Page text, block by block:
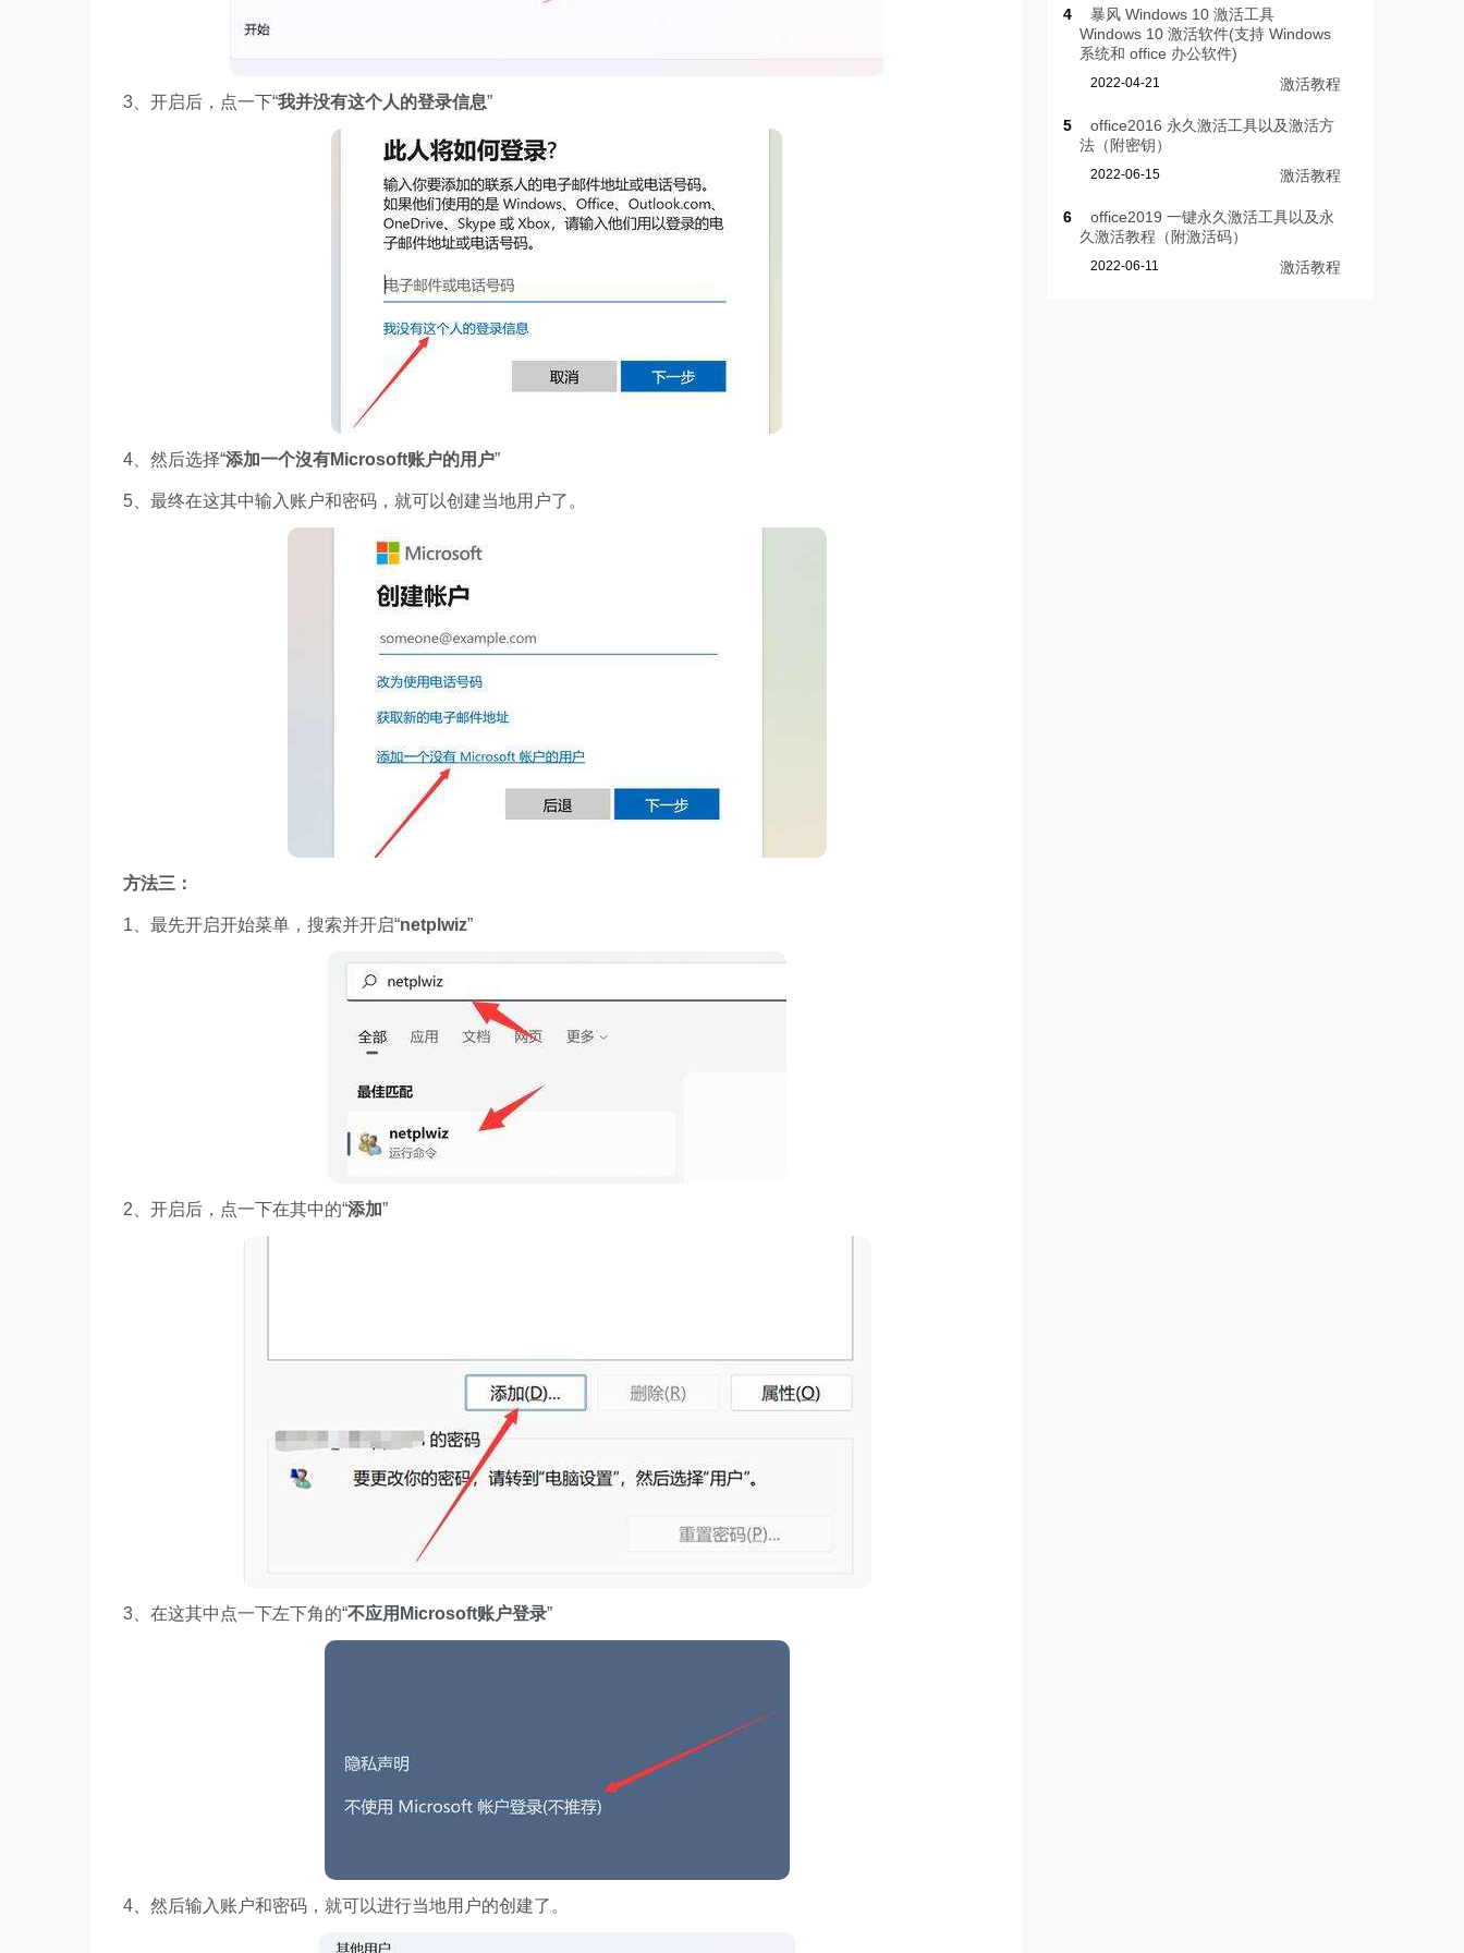
3、开启后，点一下“我并没有这个人的登录信息”
4、然后选择“添加一个沒有Microsoft账户的用户”
5、最终在这其中输入账户和密码，就可以创建当地用户了。
方法三：
1、最先开启开始菜单，搜索并开启“netplwiz”
2、开启后，点一下在其中的“添加”
3、在这其中点一下左下角的“不应用Microsoft账户登录”
4、然后输入账户和密码，就可以进行当地用户的创建了。
4
暴风 Windows 10 激活工具
Windows 10 激活软件(支持 Windows
系统和 office 办公软件)
2022-04-21 激活教程
5
office2016 永久激活工具以及激活方
法（附密钥）
2022-06-15 激活教程
6
office2019 一键永久激活工具以及永
久激活教程（附激活码）
2022-06-11 激活教程